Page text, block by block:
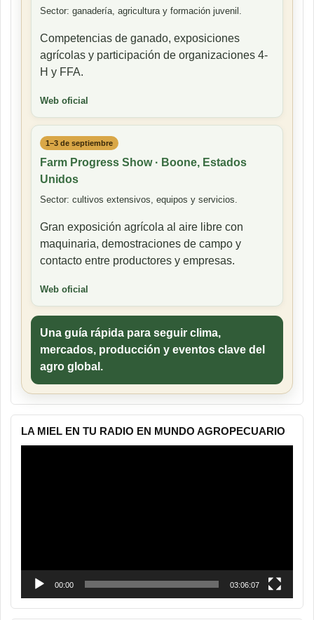
Sector: ganadería, agricultura y formación juvenil.
Competencias de ganado, exposiciones
agrícolas y participación de organizaciones 4-
H y FFA.
Web oficial
1–3 de septiembre
Farm Progress Show · Boone, Estados
Unidos
Sector: cultivos extensivos, equipos y servicios.
Gran exposición agrícola al aire libre con
maquinaria, demostraciones de campo y
contacto entre productores y empresas.
Web oficial
Una guía rápida para seguir clima,
mercados, producción y eventos clave del
agro global.
LA MIEL EN TU RADIO EN MUNDO AGROPECUARIO
00:00 03:06:07